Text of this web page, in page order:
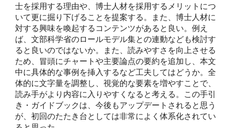
士を採用する理由や、博士人材を採用するメリットにつ
いて更に掘り下げることを提案する。また、博士人材に
対する興味を喚起するコンテンツがあると良い。例え
ば、文部科学省のロールモデル集との連動なども検討す
ると良いのではないか。また、読みやすさを向上させる
ため、冒頭にチャートや主要論点の要約を追加し、本文
中に具体的な事例を挿入するなど工夫してはどうか。全
体的に文字量を調整し、視覚的な要素を増やすことで、
読み手がより内容に入りやすくなると考える。この手引
き・ガイドブックは、今後もアップデートされると思う
が、初回のたたき台としては非常によく体系化されてい